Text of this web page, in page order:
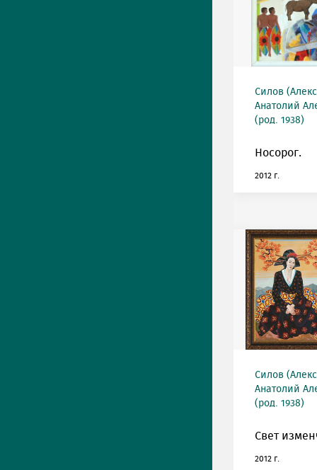
Силов
Анатолий
(род. 1938)
Носорог.
2012 г.
Силов
Анатолий
(род. 1938)
Свет
2012 г.